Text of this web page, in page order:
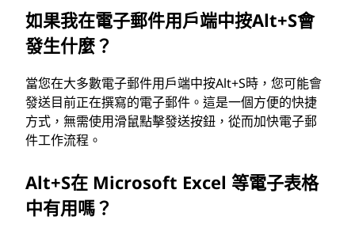
如果我在電子郵件用戶端中按Alt+S會
發生什麼？
當您在大多數電子郵件用戶端中按Alt+S時，您可能會
發送目前正在撰寫的電子郵件。這是一個方便的快捷
方式，無需使用滑鼠點擊發送按鈕，從而加快電子郵
件工作流程。
Alt+S在 Microsoft Excel 等電子表格
中有用嗎？